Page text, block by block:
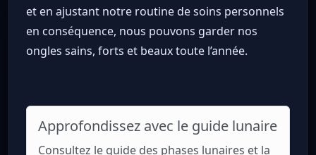
et en ajustant notre routine de soins personnels
en conséquence, nous pouvons garder nos
ongles sains, forts et beaux toute l’année.
Approfondissez avec le guide lunaire
Consultez le guide des phases lunaires et la